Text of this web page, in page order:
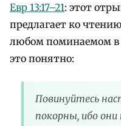
Евр 13:17–21: этот
предлагает ко
любом поминаемом в
это понятно:
Повинуйтесь
покорны, ибо